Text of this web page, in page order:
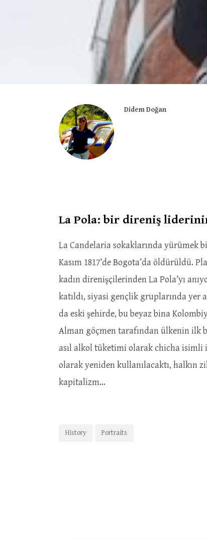
Didem Doğan
La Pola: bir direniş
La Candelaria sokaklarında yürümek
Kasım 1817’de Bogota’da öldürüldü.
kadın direnişçilerinden La Pola’yı
katıldı, siyasi gençlik gruplarında yer
da eski şehirde, bu beyaz bina
Alman göçmen tarafından ülkenin ilk
asıl alkol tüketimi olarak chicha isimli
olarak yeniden kullanılacaktı, halkın
kapitalizm…
History Portraits